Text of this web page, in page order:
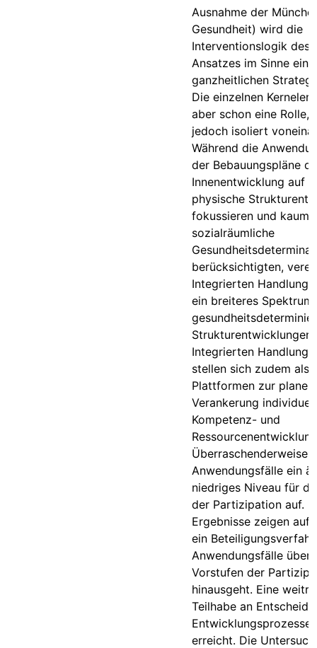
Ausnahme der
Gesundheit) wird die
Interventionslogik des
Ansatzes im Sinne
ganzheitlichen
Die einzelnen
aber schon eine Rolle,
jedoch isoliert
Während die
der Bebauungspläne
Innenentwicklung auf
physische
fokussieren und kaum
sozialräumliche
berücksichtigten,
Integrierten
ein breiteres Spektrum
Integrierten
stellen sich zudem als
Plattformen zur
Verankerung
Kompetenz- und
Überraschenderweise
Anwendungsfälle ein
niedriges Niveau für
der Partizipation auf.
Ergebnisse zeigen auf,
ein
Anwendungsfälle über
Vorstufen der
hinausgeht. Eine
Teilhabe an
erreicht. Die